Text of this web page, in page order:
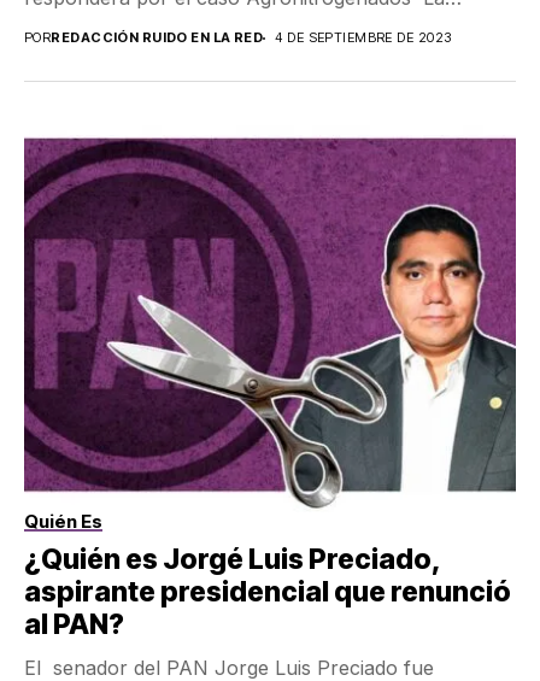
Fiscalía General...
PORREDACCIÓN RUIDO EN LA RED 4 DE SEPTIEMBRE DE 2023
Quién Es
¿Quién es Jorgé Luis Preciado,
aspirante presidencial que renunció
al PAN?
El senador del PAN Jorge Luis Preciado fue